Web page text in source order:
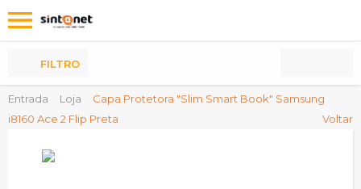
Entrada Loja
Capa Protetora "Slim Smart Book" Samsung
i8160 Ace 2 Flip Preta
Voltar
FILTRO